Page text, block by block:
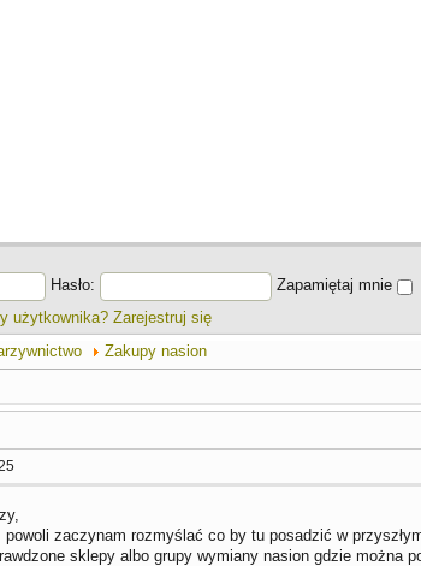
Hasło:
Zapamiętaj mnie
użytkownika? Zarejestruj się
Zakupy nasion
powoli zaczynam rozmyślać co by tu posadzić w
sklepy albo grupy wymiany nasion gdzie można